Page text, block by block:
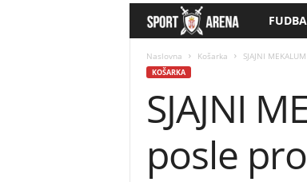
p
r
Naslovna Košarka SJAJNI
KOŠARKA
SJAJNI
posle